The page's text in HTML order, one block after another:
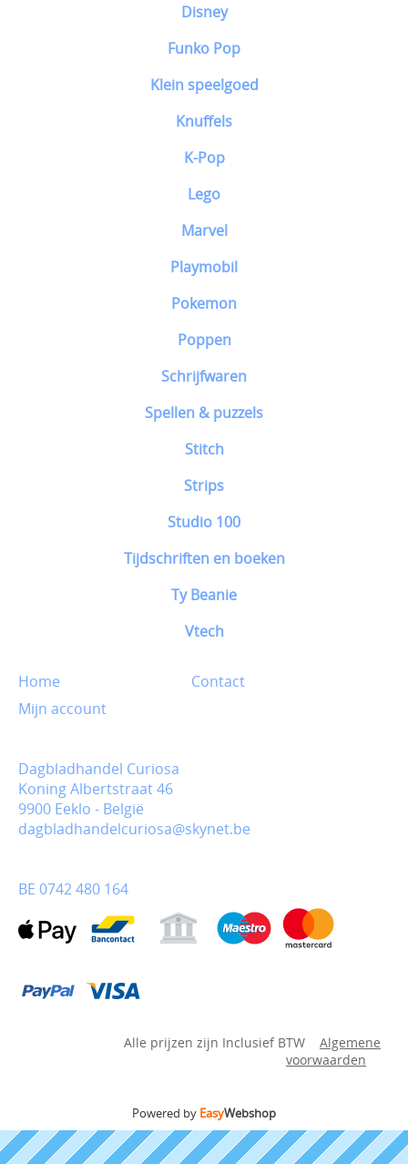
Disney
Funko Pop
Klein speelgoed
Knuffels
K-Pop
Lego
Marvel
Playmobil
Pokemon
Poppen
Schrijfwaren
Spellen & puzzels
Stitch
Strips
Studio 100
Tijdschriften en boeken
Ty Beanie
Vtech
Home
Contact
Mijn account
Dagbladhandel Curiosa
Koning Albertstraat 46
9900 Eeklo - België
dagbladhandelcuriosa@skynet.be
BE 0742 480 164
Alle prijzen zijn Inclusief BTW
Algemene
voorwaarden
Powered by EasyWebshop